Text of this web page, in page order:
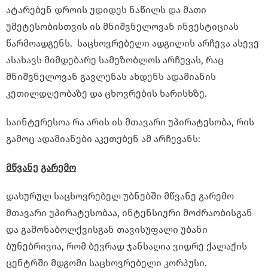
ატარებენ დროის უდიდეს ნაწილს და მათი
უმეტესობისთვის ის მნიშვნელოვან ინვესტიციას
წარმოადგენს. საცხოვრებელი ადგილის არჩევა ასევე
ასახავს მიმდებარე სამეზობლოს არჩევას, რაც
მნიშვნელოვან გავლენას ახდენს ადამიანის
კეთილდღეობაზე და ცხოვრების ხარისხზე.
საინტერესოა რა არის ის მთავარი უპირატესობა, რის
გამოც ადამიანები აკეთებენ ამ არჩევანს:
მწვანე გარემო
დახურულ საცხოვრებელ უბნებში მწვანე გარემო
მთავარი უპირატესობაა, ინტენსიური მოძრაობისგან
და გამონაბოლქვისგან თავისუფალი უბანი
ბუნებრივია, რომ ბევრად ჯანსაღია ვიდრე ქალაქის
ცენტრში მდგომი საცხოვრებელი კორპუსი.